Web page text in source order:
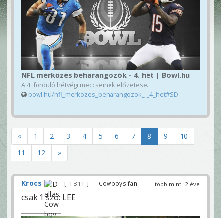
NFL mérkőzés beharangozók - 4. hét | Bowl.hu
A 4. forduló hétvégi meccseinek előzetese.
bowl.hu/nfl_merkozes_beharangozok_-_4_het#SD
« 1 2 3 4 5 6 7 8 9
10
11
12 »
több mint 12 éve
Kroos 1 811 — Cowboys fan
csak 1 szó: LEE